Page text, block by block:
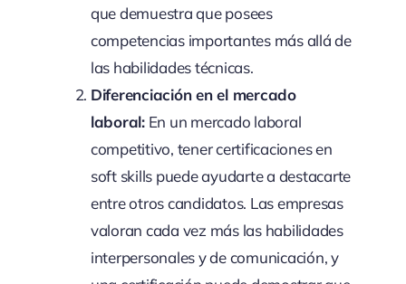
que demuestra que posees
competencias importantes más allá de
las habilidades técnicas.
Diferenciación en el mercado
laboral:En un mercado laboral
competitivo, tener certificaciones en
soft skills puede ayudarte a destacarte
entre otros candidatos. Las empresas
valoran cada vez más las habilidades
interpersonales y de comunicación, y